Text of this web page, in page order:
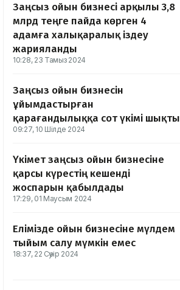
Заңсыз ойын бизнесі арқылы 3,8
млрд теңге пайда көрген 4
адамға халықаралық іздеу
жарияланды
10:28, 23 Тамыз 2024
Заңсыз ойын бизнесін
ұйымдастырған
қарағандылыққа сот үкімі шықты
09:27, 10 Шілде 2024
Үкімет заңсыз ойын бизнесіне
қарсы күрестің кешенді
жоспарын қабылдады
17:29, 01 Маусым 2024
Елімізде ойын бизнесіне мүлдем
тыйым салу мүмкін емес
18:37, 22 Сәуір 2024